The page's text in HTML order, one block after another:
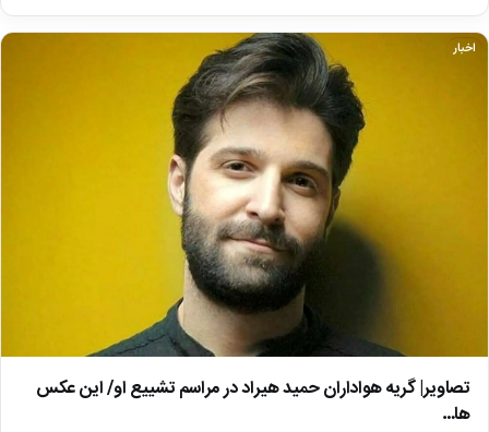
اخبار
تصاویر| گریه هواداران حمید هیراد در مراسم تشییع او/ این عکس
ها…